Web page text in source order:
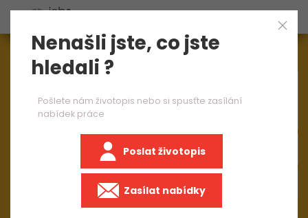
Aktuálně1549nabídek práce
Nenašli jste, co jste
hledali ?
Pošlete nám životopis nebo si spusťte zasílání
nabídek práce
Poslat životopis
Zasílat nabídky